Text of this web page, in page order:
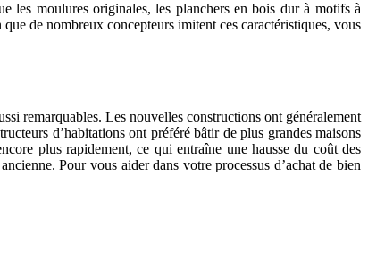
les moulures originales, les planchers en bois dur à motifs à
de nombreux concepteurs imitent ces caractéristiques, vous
remarquables. Les nouvelles constructions ont généralement
d’habitations ont préféré bâtir de plus grandes maisons
plus rapidement, ce qui entraîne une hausse du coût des
Pour vous aider dans votre processus d’achat de bien